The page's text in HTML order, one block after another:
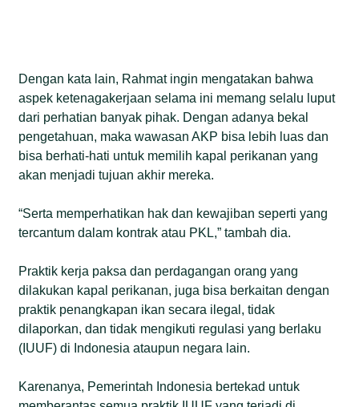
Dengan kata lain, Rahmat ingin mengatakan bahwa
aspek ketenagakerjaan selama ini memang selalu luput
dari perhatian banyak pihak. Dengan adanya bekal
pengetahuan, maka wawasan AKP bisa lebih luas dan
bisa berhati-hati untuk memilih kapal perikanan yang
akan menjadi tujuan akhir mereka.
“Serta memperhatikan hak dan kewajiban seperti yang
tercantum dalam kontrak atau PKL,” tambah dia.
Praktik kerja paksa dan perdagangan orang yang
dilakukan kapal perikanan, juga bisa berkaitan dengan
praktik penangkapan ikan secara ilegal, tidak
dilaporkan, dan tidak mengikuti regulasi yang berlaku
(IUUF) di Indonesia ataupun negara lain.
Karenanya, Pemerintah Indonesia bertekad untuk